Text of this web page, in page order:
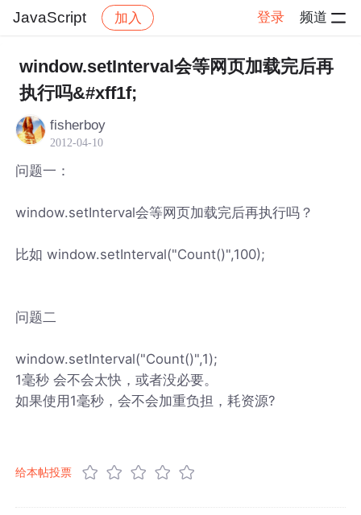
JavaScript 加入 登录 频道
社区 JavaScript 帖子详情
window.setInterval会等网页加载完后再
执行吗&#xff1f;
fisherboy
2012-04-10
问题一：
window.setInterval会等网页加载完后再执行吗？
比如 window.setInterval("Count()",100);
问题二
window.setInterval("Count()",1);
1毫秒 会不会太快，或者没必要。
如果使用1毫秒，会不会加重负担，耗资源?
给本帖投票